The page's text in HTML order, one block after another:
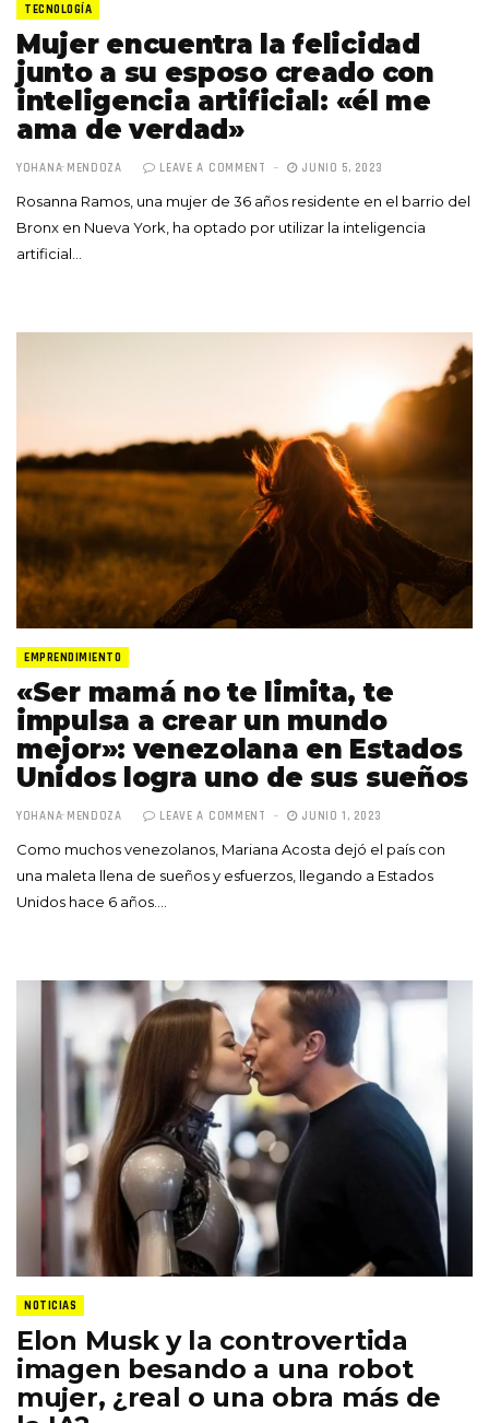
TECNOLOGÍA
Mujer encuentra la felicidad
junto a su esposo creado con
inteligencia artificial: «él me
ama de verdad»
YOHANA MENDOZA LEAVE A COMMENT JUNIO 5, 2023
Rosanna Ramos, una mujer de 36 años residente en el barrio del
Bronx en Nueva York, ha optado por utilizar la inteligencia
artificial…
EMPRENDIMIENTO
«Ser mamá no te limita, te
impulsa a crear un mundo
mejor»: venezolana en Estados
Unidos logra uno de sus sueños
YOHANA MENDOZA LEAVE A COMMENT JUNIO 1, 2023
Como muchos venezolanos, Mariana Acosta dejó el país con
una maleta llena de sueños y esfuerzos, llegando a Estados
Unidos hace 6 años.…
NOTICIAS
Elon Musk y la controvertida
imagen besando a una robot
mujer, ¿real o una obra más de